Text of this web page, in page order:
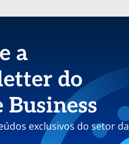
a
do
Business
exclusivos do setor da